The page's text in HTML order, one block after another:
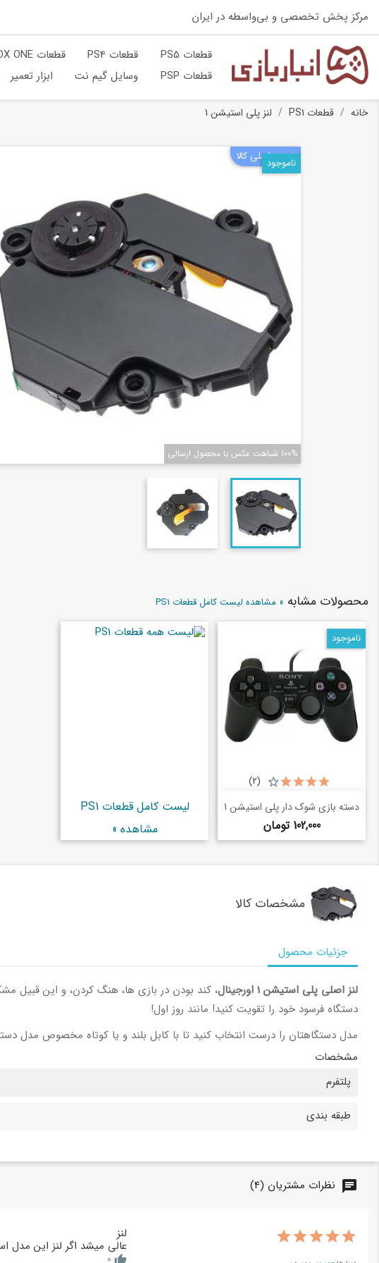
مرکز پخش تخصصی و بی‌واسطه در ایران
قطعات PS5 قطعات PS4 قطعات XBOX ONE
قطعات PSP
وسایل گیم نت ابزار تعمیر
خانه قطعات PS1 لنز پلی استیشن 1
نسخه اصلی کالا
ناموجود
100% شباهت عکس با محصول ارسالی
محصولات مشابه » مشاهده لیست کامل قطعات PS1
دسته بازی شوک دار پلی استیشن 1
قیمت 102,000 تومان
(2)
ناموجود
shopping_basketخرید سریع
لیست کامل قطعات PS1
مشاهده »
مشخصات کالا
جزئیات محصول
لنز اصلی پلی استیشن 1 اورجینال
دستگاه فرسود خود را تقویت کنید! مانند روز اول!
مدل دستگاهتان را درست انتخاب کنید تا با کابل بلند و یا کوتاه مخصوص مدل دستگاه شما (پلی
مشخصات
پلتفرم
طبقه بندی
chat نظرات مشتریان (4)
لنز
عالی میشد اگر لنز این مدل
thumb_up
0